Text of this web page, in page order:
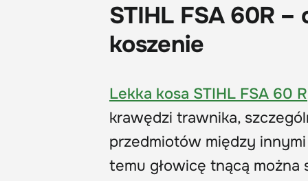
STIHL FSA 60R
koszenie
Lekka kosa STIHL FSA 60 R
krawędzi trawnika,
przedmiotów między
temu głowicę tnącą